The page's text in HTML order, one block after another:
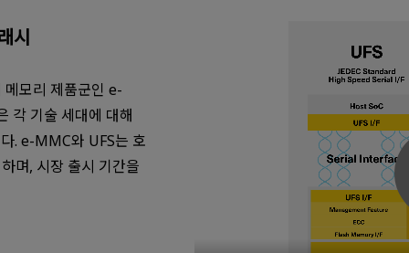
시
모리 제품군인 e-
각 기술 세대에 대해
. e-MMC와 UFS는 호
며, 시장 출시 기간을